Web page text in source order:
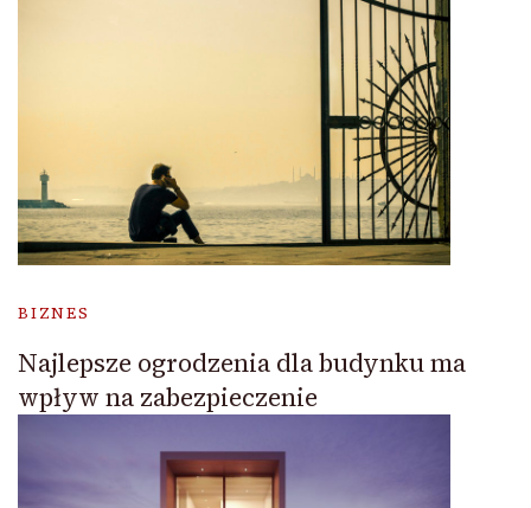
BIZNES
Najlepsze ogrodzenia dla budynku ma
wpływ na zabezpieczenie